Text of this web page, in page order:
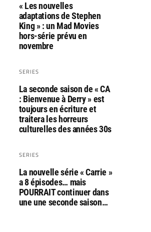
« Les nouvelles
adaptations de Stephen
King » : un Mad Movies
hors-série prévu en
novembre
SERIES
La seconde saison de « CA
: Bienvenue à Derry » est
toujours en écriture et
traitera les horreurs
culturelles des années 30s
SERIES
La nouvelle série « Carrie »
a 8 épisodes… mais
POURRAIT continuer dans
une une seconde saison…